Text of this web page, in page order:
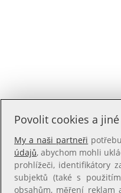
Povolit cookies a
My a naši partneři
údajů, abychom mohli
prohlížeči, identifikátory
subjektů (také s
obsahům, měření